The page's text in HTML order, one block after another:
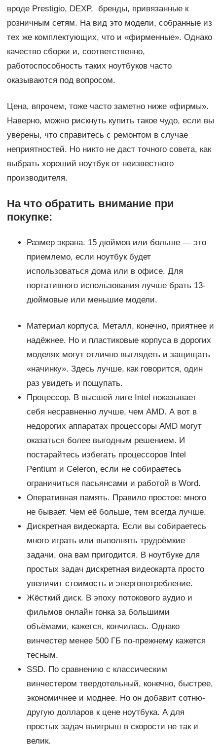
вроде Prestigio, DEXP, бренды, привязанные к
розничным сетям. На вид это модели, собранные из
тех же комплектующих, что и «фирменные». Однако
качество сборки и, соответственно,
работоспособность таких ноутбуков часто
оказываются под вопросом.
Цена, впрочем, тоже часто заметно ниже «фирмы».
Наверно, можно рискнуть купить такое чудо, если вы
уверены, что справитесь с ремонтом в случае
неприятностей. Но никто не даст точного совета, как
выбрать хороший ноутбук от неизвестного
производителя.
На что обратить внимание при
покупке:
Размер экрана. 15 дюймов или больше — это
приемлемо, если ноутбук будет
использоваться дома или в офисе. Для
портативного использования лучше брать 13-
дюймовые или меньшие модели.
Материал корпуса. Металл, конечно, приятнее и
надёжнее. Но и пластиковые корпуса в дорогих
моделях могут отлично выглядеть и защищать
«начинку». Здесь лучше, как говорится, один
раз увидеть и пощупать.
Процессор. В высшей лиге Intel показывает
себя несравненно лучше, чем AMD. А вот в
недорогих аппаратах процессоры AMD могут
оказаться более выгодным решением. И
постарайтесь избегать процессоров Intel
Pentium и Celeron, если не собираетесь
ограничиться пасьянсами и работой в Word.
Оперативная память. Правило простое: много
не бывает. Чем её больше, тем всегда лучше.
Дискретная видеокарта. Если вы собираетесь
много играть или выполнять трудоёмкие
задачи, она вам пригодится. В ноутбуке для
простых задач дискретная видеокарта просто
увеличит стоимость и энергопотребление.
Жёсткий диск. В эпоху потокового аудио и
фильмов онлайн гонка за большими
объёмами, кажется, кончилась. Однако
винчестер менее 500 ГБ по-прежнему кажется
тесным.
SSD. По сравнению с классическим
винчестером твердотельный, конечно, быстрее,
экономичнее и моднее. Но он добавит сотню-
другую долларов к цене ноутбука. А для
простых задач выигрыш в скорости не так и
велик.